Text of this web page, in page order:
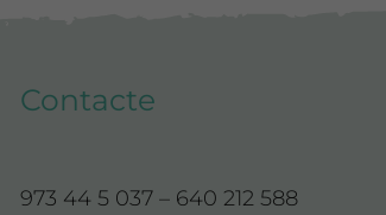
Contacte
973 44 5 037 – 640 212 588